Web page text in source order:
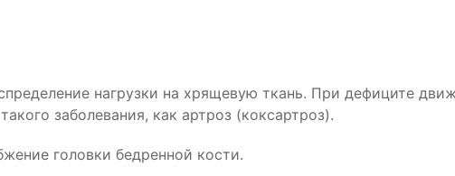
нагрузки на хрящевую ткань. При дефиците
заболевания, как артроз (коксартроз).
головки бедренной кости.